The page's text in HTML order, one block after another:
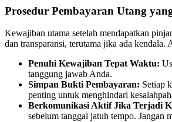
Prosedur Pembayaran Utang
Kewajiban utama setelah mendapatkan
dan transparansi, terutama jika ada
Penuhi Kewajiban Tepat Waktu:
tanggung jawab Anda.
Simpan Bukti Pembayaran: Setiap
penting untuk menghindari
Berkomunikasi Aktif Jika Terjadi
sebelum tanggal jatuh tempo. Jangan